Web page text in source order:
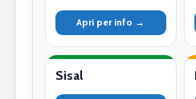
Apri per info →
Sisal